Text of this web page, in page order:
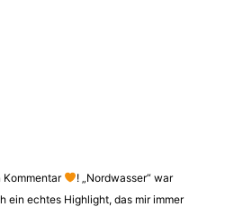
Kommentar
! „Nordwasser“ war
ein echtes Highlight, das mir immer